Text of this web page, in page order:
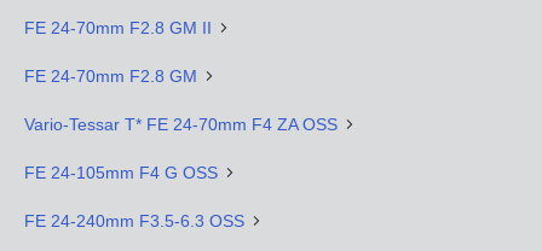
FE 24-70mm F2.8 GM II
FE 24-70mm F2.8 GM
Vario-Tessar T* FE 24-70mm F4 ZA OSS
FE 24-105mm F4 G OSS
FE 24-240mm F3.5-6.3 OSS